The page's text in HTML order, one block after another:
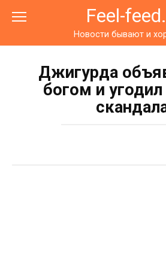
Feel-
Новости бывают и
Джигурда
богом и